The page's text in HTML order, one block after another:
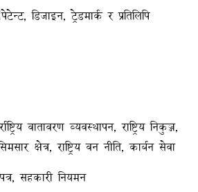
डिजाइन, ट्रेडमार्क र प्रतिलिपि
वातावरण व्यवस्थापन, राष्ट्रिय निकुञ्ज,
क्षेत्र, राष्ट्रिय वन नीति, कार्बन सेवा
सहकारी नियमन